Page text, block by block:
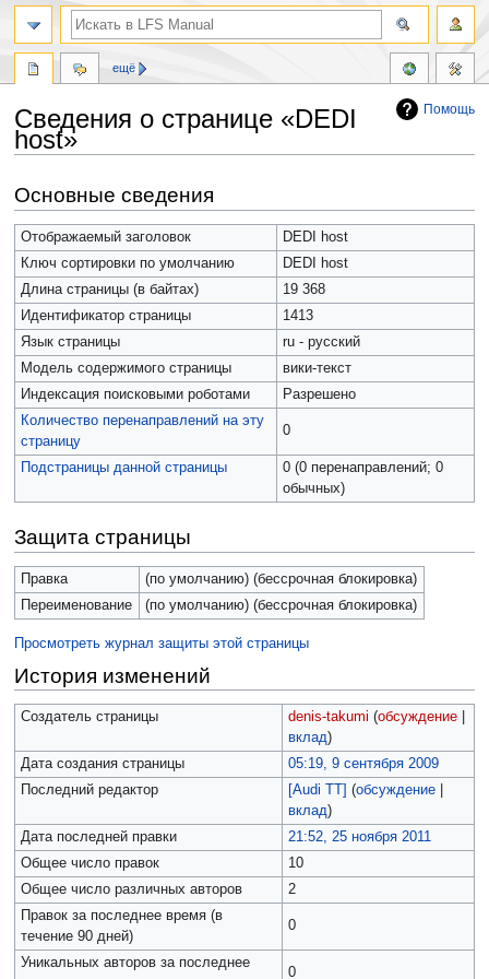
Помощь
Сведения о странице «DEDI
host»
к
навигации
к
поиску
Основные сведения
Отображаемый заголовок
DEDI host
Ключ сортировки по умолчанию
DEDI host
Длина страницы (в байтах)
19 368
Идентификатор страницы
1413
Язык страницы
ru - русский
Модель содержимого страницы
вики-текст
Индексация поисковыми роботами
Разрешено
Количество перенаправлений на эту
страницу
0
Подстраницы данной страницы
0 (0 перенаправлений; 0
обычных)
Защита страницы
Правка
(по умолчанию) (бессрочная блокировка)
Переименование
(по умолчанию) (бессрочная блокировка)
Просмотреть журнал защиты этой страницы
История изменений
Создатель страницы denis-takumi (обсуждение|
вклад)
Дата создания страницы
05:19, 9 сентября 2009
Последний редактор
[Audi TT] (обсуждение|
вклад)
Дата последней правки
21:52, 25 ноября 2011
Общее число правок
10
Общее число различных авторов
2
Правок за последнее время (в
течение 90 дней)
0
Уникальных авторов за последнее
0
ещё